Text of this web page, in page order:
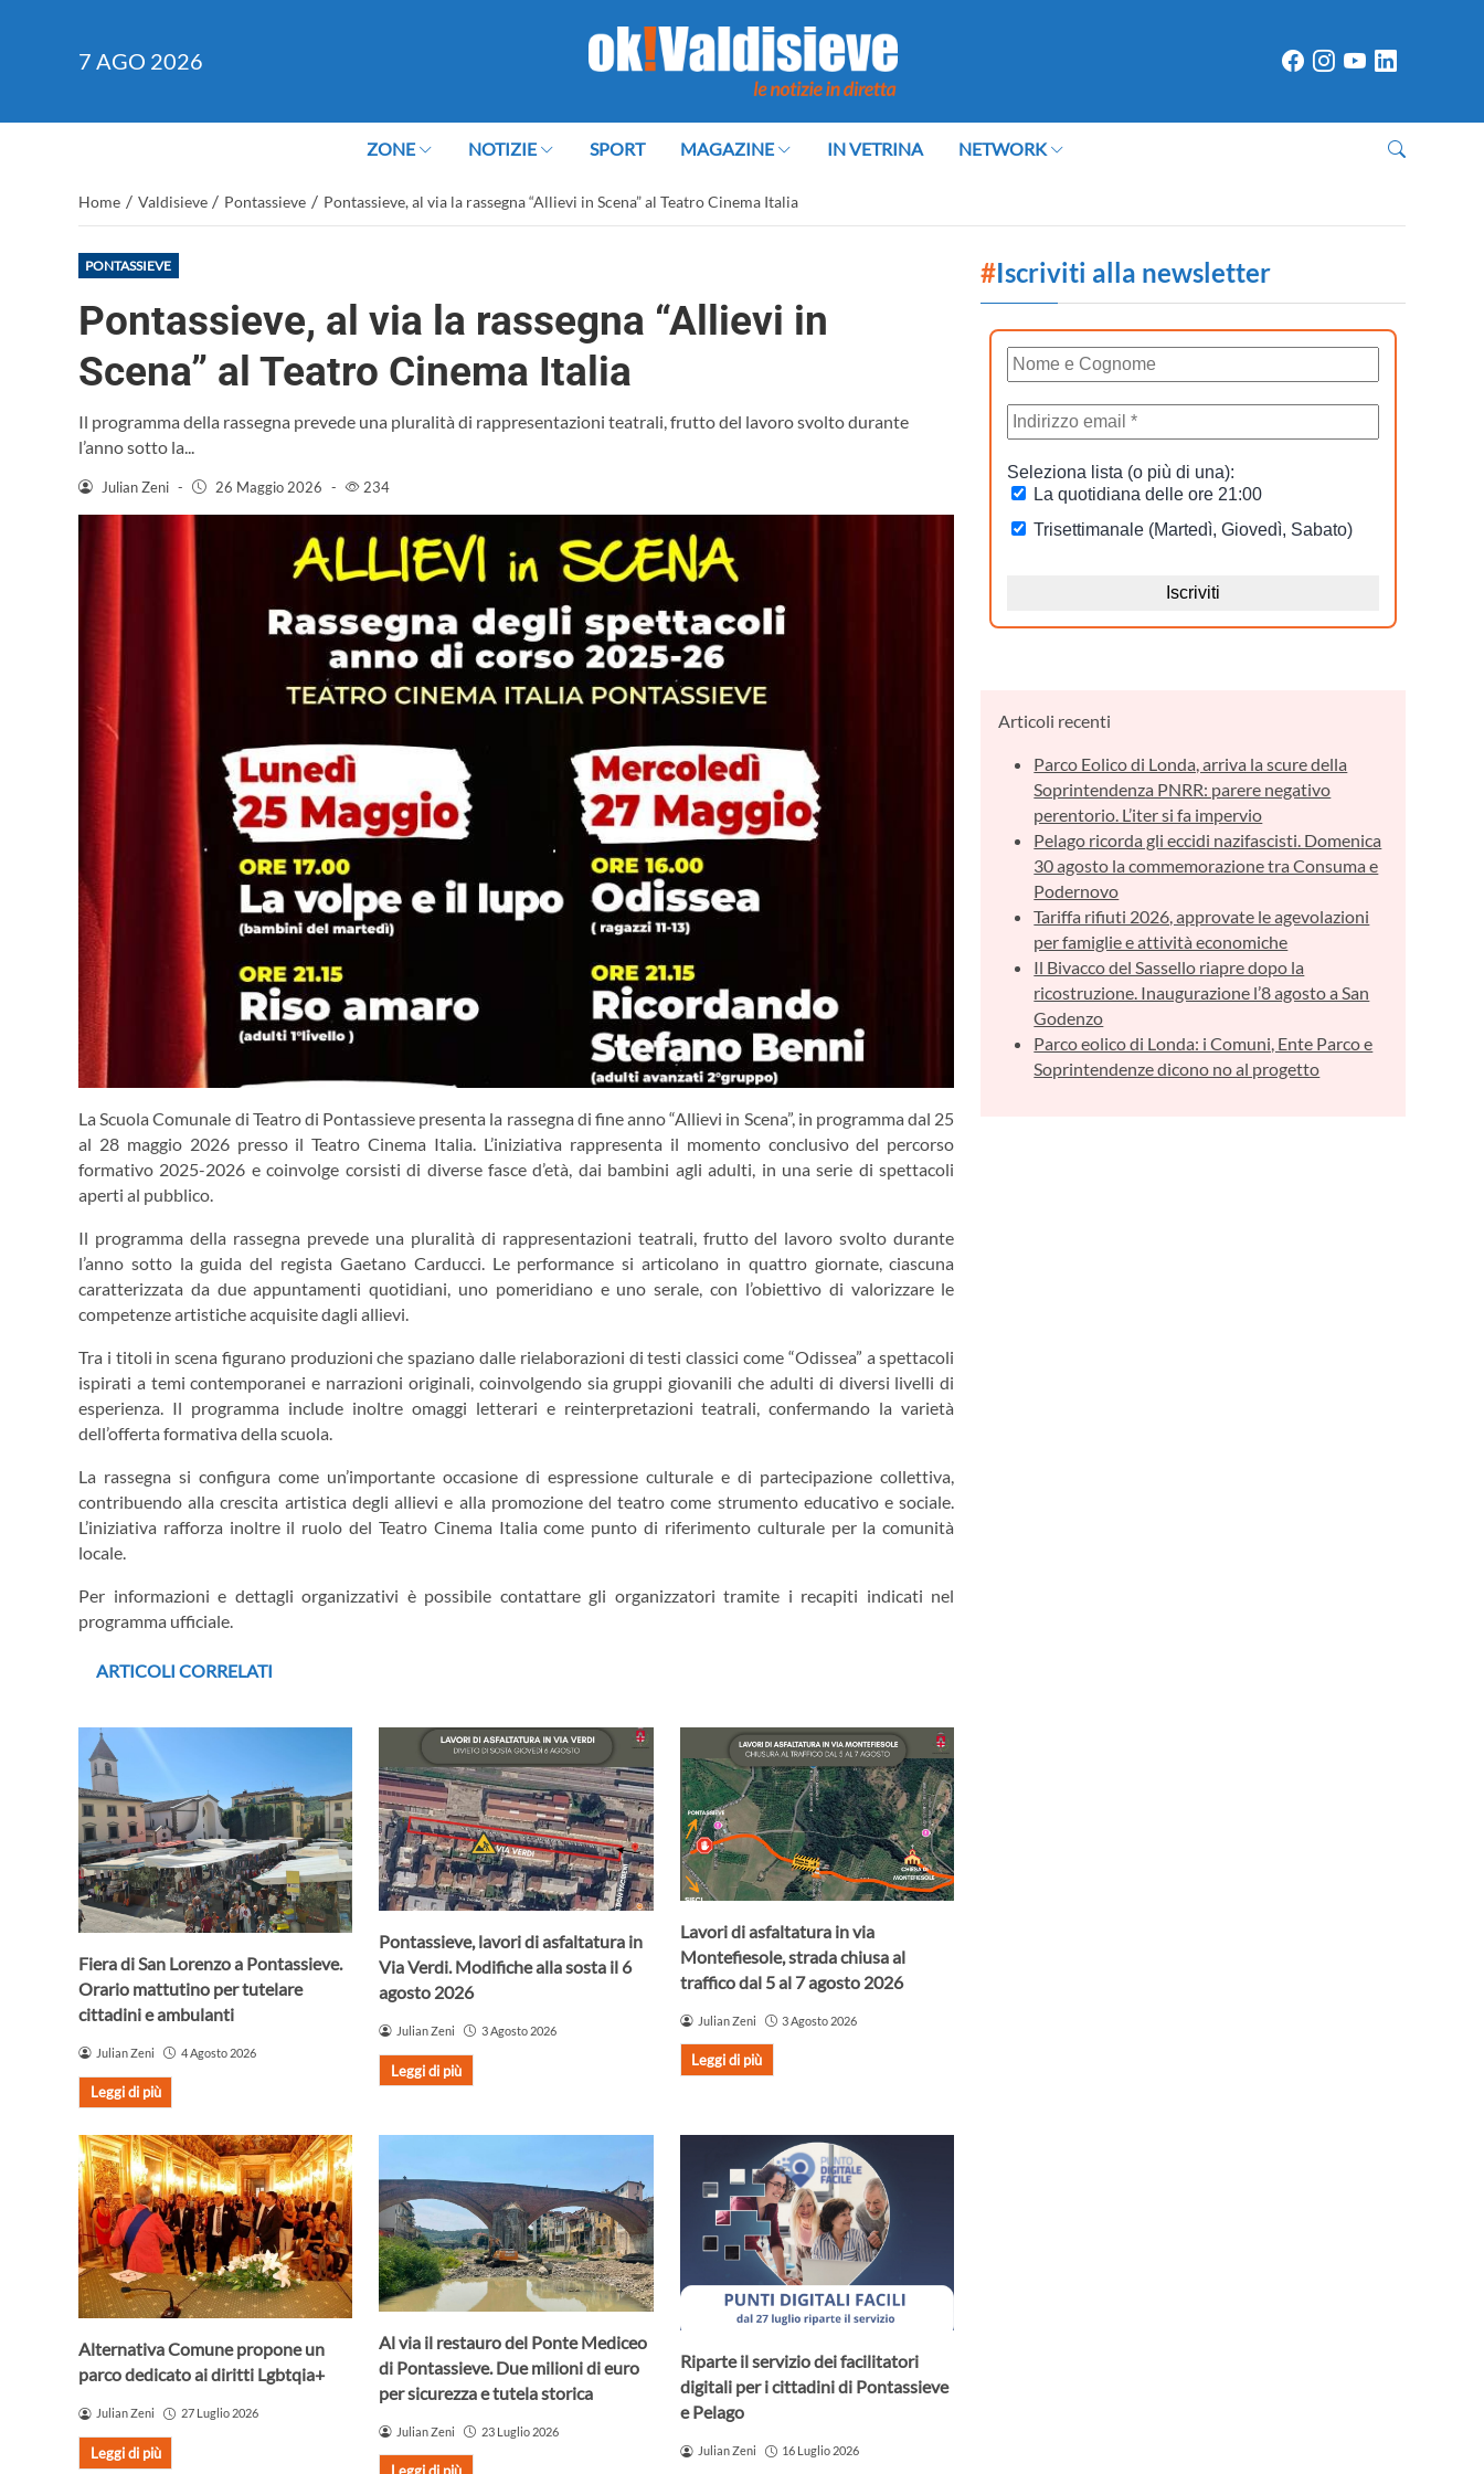
7 AGO 2026
ZONE NOTIZIE SPORT MAGAZINE IN VETRINA NETWORK
Home / Valdisieve / Pontassieve / Pontassieve, al via la rassegna “Allievi in Scena” al Teatro Cinema Italia
PONTASSIEVE
Pontassieve, al via la rassegna “Allievi in
Scena” al Teatro Cinema Italia
Il programma della rassegna prevede una pluralità di rappresentazioni teatrali, frutto del lavoro svolto durante
l’anno sotto la...
Julian Zeni - 26 Maggio 2026 - 234
La Scuola Comunale di Teatro di Pontassieve presenta la rassegna di fine anno “Allievi in Scena”, in programma dal 25
al 28 maggio 2026 presso il Teatro Cinema Italia. L’iniziativa rappresenta il momento conclusivo del percorso
formativo 2025-2026 e coinvolge corsisti di diverse fasce d’età, dai bambini agli adulti, in una serie di spettacoli
aperti al pubblico.
Il programma della rassegna prevede una pluralità di rappresentazioni teatrali, frutto del lavoro svolto durante
l’anno sotto la guida del regista Gaetano Carducci. Le performance si articolano in quattro giornate, ciascuna
caratterizzata da due appuntamenti quotidiani, uno pomeridiano e uno serale, con l’obiettivo di valorizzare le
competenze artistiche acquisite dagli allievi.
Tra i titoli in scena figurano produzioni che spaziano dalle rielaborazioni di testi classici come “Odissea” a spettacoli
ispirati a temi contemporanei e narrazioni originali, coinvolgendo sia gruppi giovanili che adulti di diversi livelli di
esperienza. Il programma include inoltre omaggi letterari e reinterpretazioni teatrali, confermando la varietà
dell’offerta formativa della scuola.
La rassegna si configura come un’importante occasione di espressione culturale e di partecipazione collettiva,
contribuendo alla crescita artistica degli allievi e alla promozione del teatro come strumento educativo e sociale.
L’iniziativa rafforza inoltre il ruolo del Teatro Cinema Italia come punto di riferimento culturale per la comunità
locale.
Per informazioni e dettagli organizzativi è possibile contattare gli organizzatori tramite i recapiti indicati nel
programma ufficiale.
ARTICOLI CORRELATI
Fiera di San Lorenzo a Pontassieve.
Orario mattutino per tutelare
cittadini e ambulanti
Julian Zeni 4 Agosto 2026
Leggi di più
Pontassieve, lavori di asfaltatura in
Via Verdi. Modifiche alla sosta il 6
agosto 2026
Julian Zeni 3 Agosto 2026
Leggi di più
Lavori di asfaltatura in via
Montefiesole, strada chiusa al
traffico dal 5 al 7 agosto 2026
Julian Zeni 3 Agosto 2026
Leggi di più
Alternativa Comune propone un
parco dedicato ai diritti Lgbtqia+
Julian Zeni 27 Luglio 2026
Leggi di più
Al via il restauro del Ponte Mediceo
di Pontassieve. Due milioni di euro
per sicurezza e tutela storica
Julian Zeni 23 Luglio 2026
Riparte il servizio dei facilitatori
digitali per i cittadini di Pontassieve
e Pelago
Julian Zeni 16 Luglio 2026
#Iscriviti alla newsletter
Articoli recenti
Parco Eolico di Londa, arriva la scure della
Soprintendenza PNRR: parere negativo
perentorio. L’iter si fa impervio
Pelago ricorda gli eccidi nazifascisti. Domenica
30 agosto la commemorazione tra Consuma e
Podernovo
Tariffa rifiuti 2026, approvate le agevolazioni
per famiglie e attività economiche
Il Bivacco del Sassello riapre dopo la
ricostruzione. Inaugurazione l’8 agosto a San
Godenzo
Parco eolico di Londa: i Comuni, Ente Parco e
Soprintendenze dicono no al progetto